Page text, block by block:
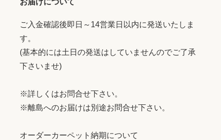
ご入金確認後即日～14営業日以内に発送いたしま
す。
(基本的には土日の発送はしていませんのでご了承
下さいませ)
※詳しくはお問合せ下さい。
※離島へのお届けは別途お問合せ下さい。
オーダーカーペット納期について